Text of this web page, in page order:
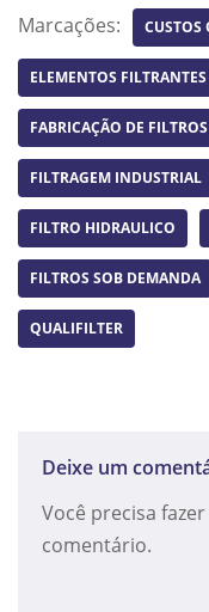
Marcações: CUSTOS
ELEMENTOS FILTRANTES
FABRICAÇÃO DE
FILTRAGEM INDUSTRIAL
FILTRO HIDRAULICO
FILTROS SOB DEMANDA
QUALIFILTER
Deixe um
Você precisa
comentário.